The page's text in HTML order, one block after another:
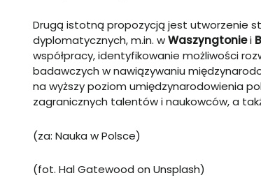
Drugą istotną propozycją jest utworzenie
dyplomatycznych, m.in. wWaszyngtoniei
współpracy, identyfikowanie możliwości
badawczych w nawiązywaniu
na wyższy poziom umiędzynarodowienia
zagranicznych talentów i naukowców, a
(za: Nauka w Polsce)
(fot. Hal Gatewood on Unsplash)